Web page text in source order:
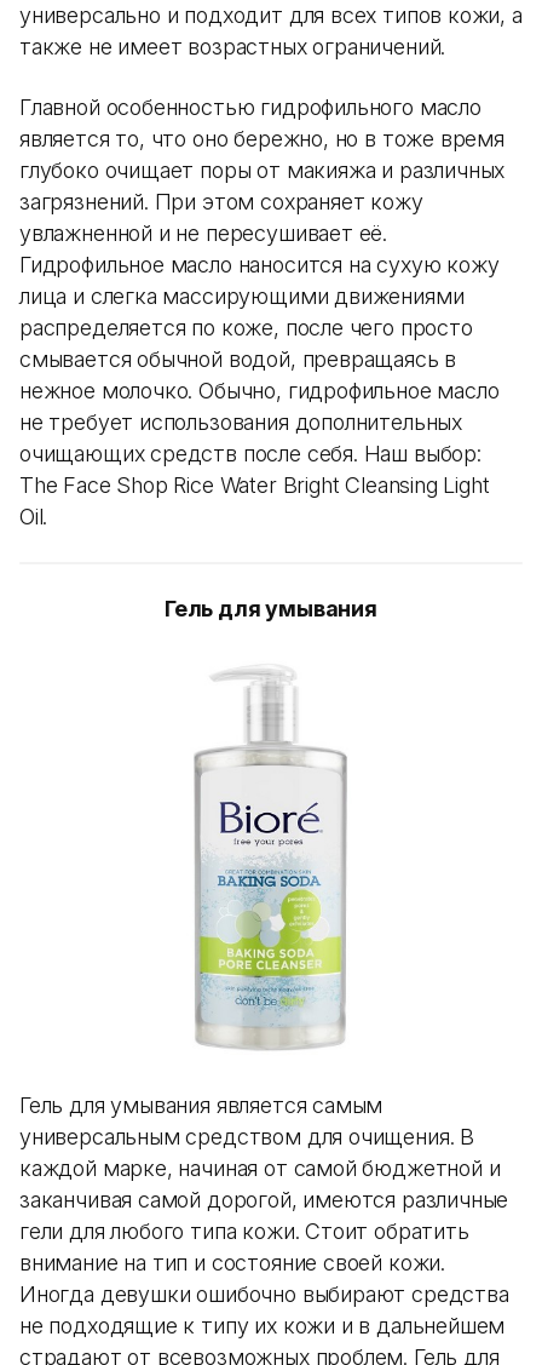
универсально и подходит для всех типов кожи, а
также не имеет возрастных ограничений.
Главной особенностью гидрофильного масло
является то, что оно бережно, но в тоже время
глубоко очищает поры от макияжа и различных
загрязнений. При этом сохраняет кожу
увлажненной и не пересушивает её.
Гидрофильное масло наносится на сухую кожу
лица и слегка массирующими движениями
распределяется по коже, после чего просто
смывается обычной водой, превращаясь в
нежное молочко. Обычно, гидрофильное масло
не требует использования дополнительных
очищающих средств после себя. Наш выбор:
The Face Shop Rice Water Bright Cleansing Light
Oil.
Гель для умывания
Гель для умывания является самым
универсальным средством для очищения. В
каждой марке, начиная от самой бюджетной и
заканчивая самой дорогой, имеются различные
гели для любого типа кожи. Стоит обратить
внимание на тип и состояние своей кожи.
Иногда девушки ошибочно выбирают средства
не подходящие к типу их кожи и в дальнейшем
страдают от всевозможных проблем. Гель для